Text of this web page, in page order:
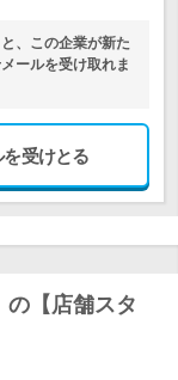
、この企業が新た
ールを受け取れま
受けとる
【店舗スタ